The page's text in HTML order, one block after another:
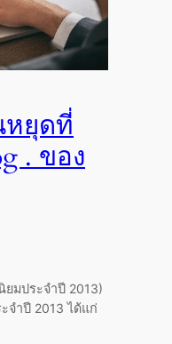
หยุดที่
. ของ
มประจำปี 2013)
จำปี 2013 ได้แก่